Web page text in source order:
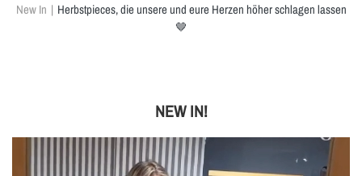
New In
Herbstpieces, die unsere und eure Herzen höher schlagen lassen
🤎
NEW IN!